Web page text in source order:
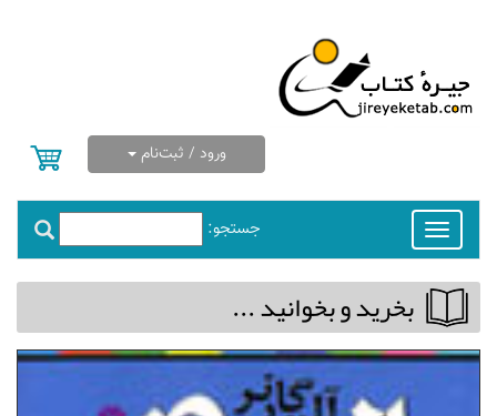
ورود / ثبت‌نام
جستجو:
Toggle
navigation
بخريد و بخوانيد ...